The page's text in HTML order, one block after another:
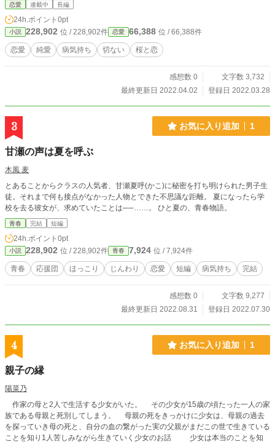
恋愛 連載中 長編
24h.ポイント 0pt
小説 228,902 位 / 228,902件 恋愛 66,388 位 / 66,388件
恋愛 純愛 病気持ち 切ない 桜と恋
感想数 0
文字数 3,732
最終更新日 2022.04.02
登録日 2022.03.28
3 お気に入り追加 1
甘瀬の声は夏を呼ぶ
木風 麦
とあることからクラスの人気者、甘瀬夏呼(かこ)に秘密を打ち明けられた男子生
徒。それまで何も接点がなかった人物とできた不思議な距離。 夏になったら学
校を去る彼女が、求めていたことは──……。 ひと夏の、青春物語。
青春 完結 短編
24h.ポイント 0pt
小説 228,902 位 / 228,902件 青春 7,924 位 / 7,924件
青春 応援団 ほっこり じんわり 恋愛 短編 病気持ち 完結
感想数 0
文字数 9,277
最終更新日 2022.08.31
登録日 2022.07.30
4 お気に入り追加 1
親子の縁
陽菜乃
作家の母と2人で生活する少女がいた。 その少女が15歳の頃たった一人の家
族である母親と死別してしまう。 母親の死をきっかけに少女は、母親の過去
を探っていき母の死と、自分の血の繋がった実の父親がまだこの世で生きている
ことを知り1人苦しみながら生きていく少女のお話 少女は本当のことを知